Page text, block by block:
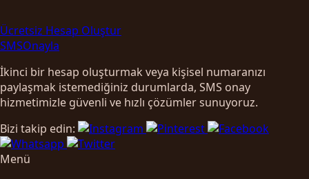
Ücretsiz Hesap Oluştur
SMSOnayla
İkinci bir hesap oluşturmak veya kişisel numaranızı
paylaşmak istemediğiniz durumlarda, SMS onay
hizmetimizle güvenli ve hızlı çözümler sunuyoruz.
Bizi takip edin:
Menü